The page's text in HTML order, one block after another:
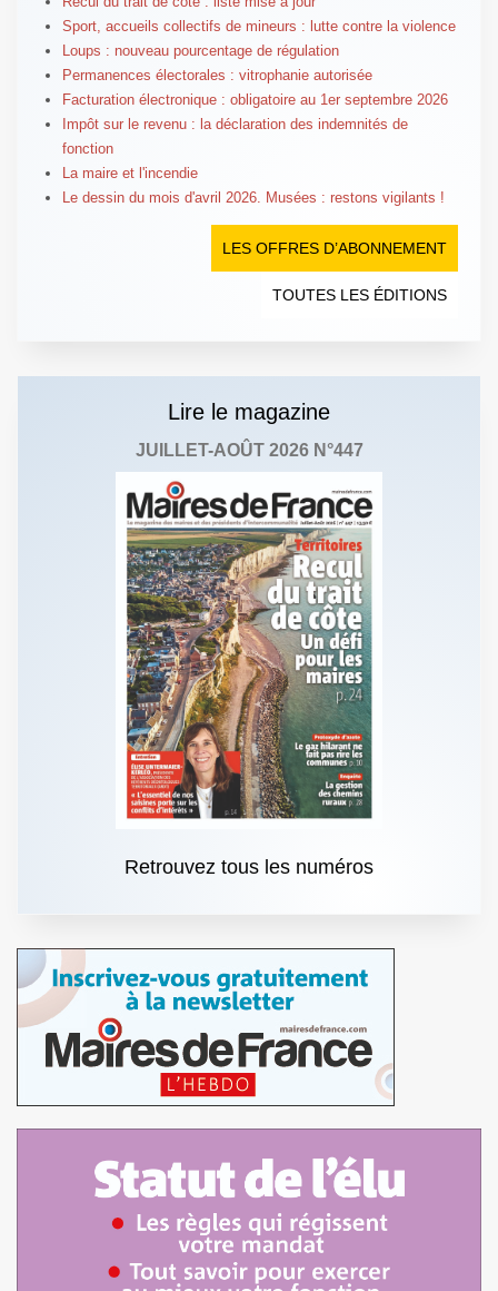
Sport, accueils collectifs de mineurs : lutte contre la violence
Loups : nouveau pourcentage de régulation
Permanences électorales : vitrophanie autorisée
Facturation électronique : obligatoire au 1er septembre 2026
Impôt sur le revenu : la déclaration des indemnités de
fonction
La maire et l'incendie
Le dessin du mois d'avril 2026. Musées : restons vigilants !
LES OFFRES D’ABONNEMENT
TOUTES LES ÉDITIONS
Lire le magazine
JUILLET-AOÛT 2026 N°447
Retrouvez tous les numéros